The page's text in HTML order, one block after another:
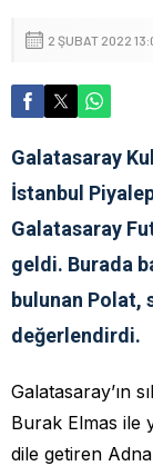
2 ŞUBAT 2022
Galatasaray
İstanbul
Galatasaray
geldi. Burada
bulunan Polat,
değerlendirdi.
Galatasaray’ın
Burak Elmas ile
dile getiren